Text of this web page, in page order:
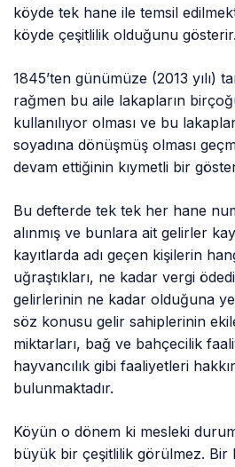
köyde tek hane ile temsil
köyde çeşitlilik olduğunu gösterir.
1845’ten günümüze (2013 yılı)
rağmen bu aile lakapların
kullanılıyor olması ve bu
soyadına dönüşmüş olması
devam ettiğinin kıymetli bir
Bu defterde tek tek her hane
alınmış ve bunlara ait gelirler
kayıtlarda adı geçen kişilerin
uğraştıkları, ne kadar vergi
gelirlerinin ne kadar olduğuna
söz konusu gelir sahiplerinin
miktarları, bağ ve bahçecilik
hayvancılık gibi faaliyetleri
bulunmaktadır.
Köyün o dönem ki mesleki
büyük bir çeşitlilik görülmez. Bir